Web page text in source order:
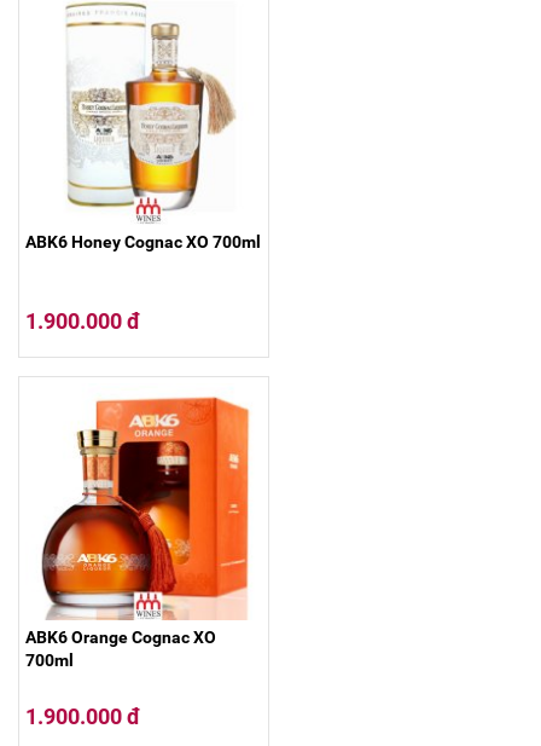
ABK6 Honey Cognac XO 700ml
1.900.000 đ
ABK6 Orange Cognac XO
700ml
1.900.000 đ